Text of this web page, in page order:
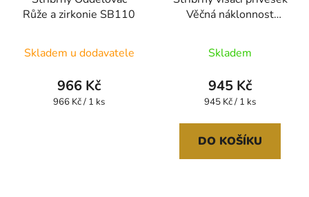
Růže a zirkonie SB110
Skladem u dodavatele
966 Kč
Měrná
966 Kč / 1 ks
Věčná náklonnost
Skladem
945 Kč
Měrná
945 Kč / 1 ks
DO KOŠÍKU